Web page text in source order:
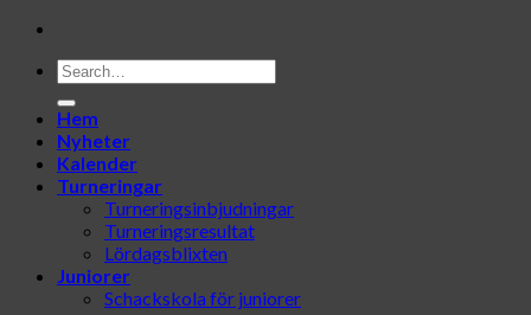
Hem
Nyheter
Kalender
Turneringar
Turneringsinbjudningar
Turneringsresultat
Lördagsblixten
Juniorer
Schackskola för juniorer